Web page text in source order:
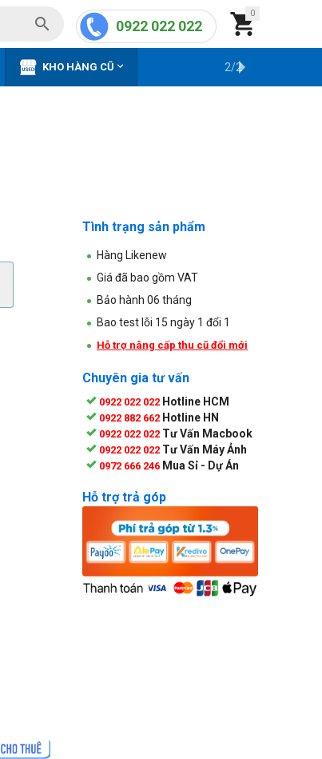
0

0922 022 022

KHO HÀNG CŨ  2/2
Tình trạng sản phẩm
Hàng Likenew
Giá đã bao gồm VAT
Bảo hành 06 tháng
Bao test lỗi 15 ngày 1 đổi 1
Hỗ trợ nâng cấp thu cũ đổi mới
Chuyên gia tư vấn
0922 022 022 Hotline HCM
0922 882 662 Hotline HN
0922 022 022 Tư Vấn Macbook
0922 022 022 Tư Vấn Máy Ảnh
0972 666 246 Mua Sỉ - Dự Án
Hỗ trợ trả góp